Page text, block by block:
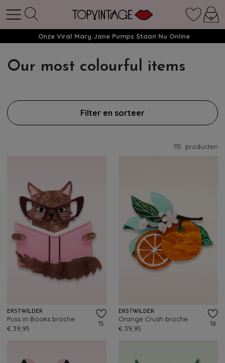
Onze Viral Mary Jane Pumps Staan Nu Online
Our most colourful items
Filter en sorteer
115 producten
ERSTWILDER
Puss in Books broche
€ 39,95
15
ERSTWILDER
Orange Crush broche
€ 39,95
18